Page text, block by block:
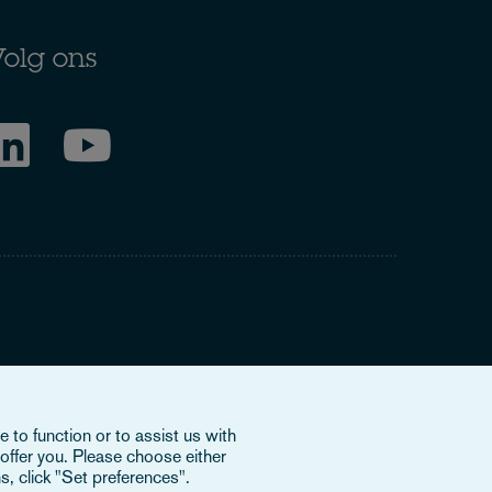
ons
provide services to clients. The OCV member
bind each other or OCV with regard to third parties. To
to function or to assist us with
you. Please choose either
click "Set preferences".